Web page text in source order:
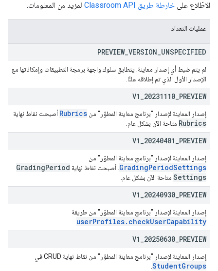
الاطّلاع على خارطة طريق Classroom API لمزيد من المعلومات.
عمليات التعداد
PREVIEW_ VERSION UNSPECIFIED
لم يتم ضبط أي إصدار معاينة. يتطابق سلوك واجهة برمجة التطبيقات وإمكاناتها مع
الإصدار الأول الذي تم إطلاقه علنًا.
V1 20231110 PREVIEW
إصدار المعاينة لإصدار "برنامج معاينة المطوّر" من Rubrics أصبحت نقاط نهاية
Rubrics متاحة الآن بشكل عام.
V1 20240401 PREVIEW
إصدار المعاينة لإصدار "برنامج معاينة المطوّر" من
GradingPeriodSettings . أصبحت نقاط نهاية GradingPeriod
Settings متاحة الآن بشكل عام.
V1 20240930 PREVIEW
إصدار المعاينة لإصدار "برنامج معاينة المطوّر" من طريقة
userProfiles.checkUserCapability
V1 20250630 PREVIEW
إصدار المعاينة لإصدار "برنامج معاينة المطوّر" من نقاط نهاية CRUD في
StudentGroups